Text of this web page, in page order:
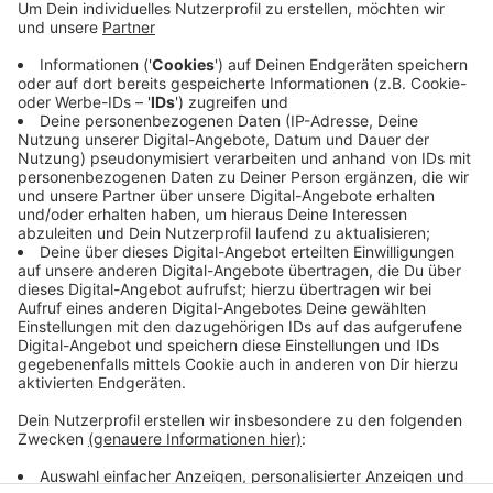
Anzeige
Durch Videokonferenzen können die Studierenden sich
auch weiterhin an Seminaren und Vorlesungen
beteiligen. Veranstaltungen die nicht online
stattfinden können, werden unter besonderen
Sicherheitsmaßnahmen durchgeführt. Dazu gehören
Klausuren oder Veranstaltungen in Laboren.
Anzeige
Anzeige